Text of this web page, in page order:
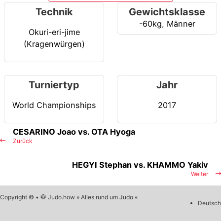
Technik
Okuri-eri-jime
(Kragenwürgen)
Gewichtsklasse
-60kg, Männer
Turniertyp
World Championships
Jahr
2017
Zurück
CESARINO Joao vs. OTA Hyoga
Weiter
HEGYI Stephan vs. KHAMMO Yakiv
Copyright © • 🥋 Judo.how » Alles rund um Judo «
Deutsch